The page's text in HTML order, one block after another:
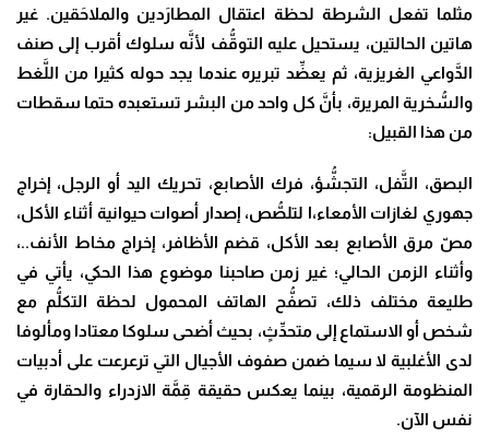
مثلما تفعل الشرطة لحظة اعتقال المطارَدين والملاحَقين. غير
هاتين الحالتين، يستحيل عليه التوقُّف لأنَّه سلوك أقرب إلى صنف
الدَّواعي الغريزية، ثم يعضِّد تبريره عندما يجد حوله كثيرا من اللَّغط
والسُّخرية المريرة، بأنَّ كل واحد من البشر تستعبده حتما سقطات
من هذا القبيل:
البصق، التَّفل، التجشُّؤ، فرك الأصابع، تحريك اليد أو الرجل، إخراج
جهوري لغازات الأمعاء،ا لتلصُّص، إصدار أصوات حيوانية أثناء الأكل،
مصّ مرق الأصابع بعد الأكل، قضم الأظافر، إخراج مخاط الأنف..،
وأثناء الزمن الحالي؛ غير زمن صاحبنا موضوع هذا الحكي، يأتي في
طليعة مختلف ذلك، تصفُّح الهاتف المحمول لحظة التكلُّم مع
شخص أو الاستماع إلى متحدِّثٍ، بحيث أضحى سلوكا معتادا ومألوفا
لدى الأغلبية لا سيما ضمن صفوف الأجيال التي ترعرعت على أدبيات
المنظومة الرقمية، بينما يعكس حقيقة قِمَّة الازدراء والحقارة في
نفس الآن.